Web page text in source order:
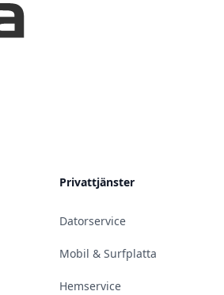
Privattjänster
Datorservice
Mobil & Surfplatta
Hemservice